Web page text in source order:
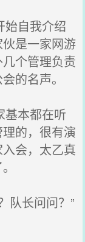
自我介绍
是一家网游
个管理负责
的名声。
本都在听
的，很有演
会，太乙真
队长问问？”